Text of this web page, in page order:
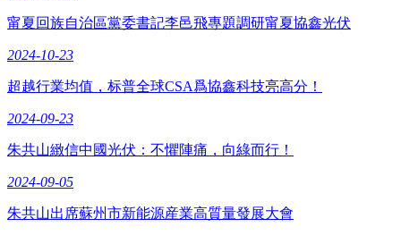
甯夏回族自治區黨委書記李邑飛專題調研甯夏協鑫光伏
2024-10-23
超越行業均值，标普全球CSA爲協鑫科技亮高分！
2024-09-23
朱共山緻信中國光伏：不懼陣痛，向綠而行！
2024-09-05
朱共山出席蘇州市新能源産業高質量發展大會